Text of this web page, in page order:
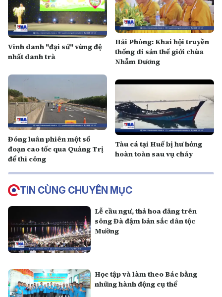
Vinh danh "đại sứ" vùng đệ
nhất danh trà
Hải Phòng: Khai hội truyền
thống di sản thế giới chùa
Nhẫm Dương
Đóng luân phiên một số
đoạn cao tốc qua Quảng Trị
để thi công
Tàu cá tại Huế bị hư hỏng
hoàn toàn sau vụ cháy
TIN CÙNG CHUYÊN MỤC
Lễ cầu ngư, thả hoa đăng trên
sông Đà đậm bản sắc dân tộc
Mường
Học tập và làm theo Bác bằng
những hành động cụ thể